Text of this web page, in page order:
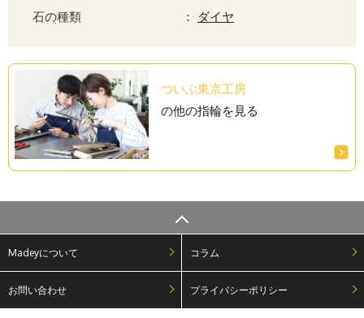
石の種類
： ダイヤ
ついぶ東京工房
の他の指輪を見る
Madeyについて コラム
お問い合わせ プライバシーポリシー